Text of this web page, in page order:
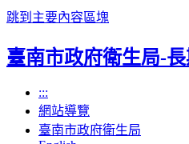
跳到主要內容區塊
臺南市政府衛生局-
:::
網站導覽
臺南市政府衛生局